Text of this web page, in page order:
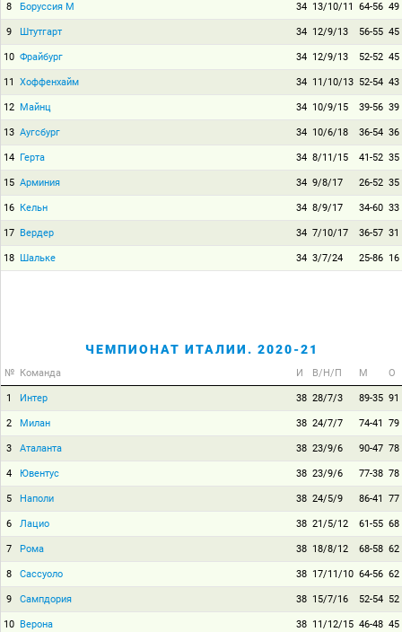
8 Боруссия М 34 13/10/11 64-56 49
9 Штутгарт 34 12/9/13 56-55 45
10 Фрайбург 34 12/9/13 52-52 45
11 Хоффенхайм 34 11/10/13 52-54 43
12 Майнц 34 10/9/15 39-56 39
13 Аугсбург 34 10/6/18 36-54 36
14 Герта 34 8/11/15 41-52 35
15 Арминия 34 9/8/17 26-52 35
16 Кельн 34 8/9/17 34-60 33
17 Вердер 34 7/10/17 36-57 31
18 Шальке 34 3/7/24 25-86 16
ЧЕМПИОНАТ ИТАЛИИ. 2020-21
№ Команда И В/Н/П М О
1 Интер 38 28/7/3 89-35 91
2 Милан 38 24/7/7 74-41 79
3 Аталанта 38 23/9/6 90-47 78
4 Ювентус 38 23/9/6 77-38 78
5 Наполи 38 24/5/9 86-41 77
6 Лацио 38 21/5/12 61-55 68
7 Рома 38 18/8/12 68-58 62
8 Сассуоло 38 17/11/10 64-56 62
9 Сампдория 38 15/7/16 52-54 52
10 Верона 38 11/12/15 46-48 45